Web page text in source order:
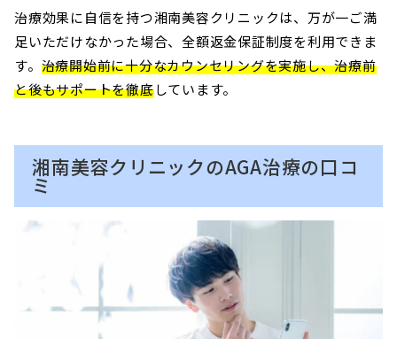
治療効果に自信を持つ湘南美容クリニックは、万が一ご満
足いただけなかった場合、全額返金保証制度を利用できま
す。 治療開始前に十分なカウンセリングを実施し、治療前
と後もサポートを徹底しています。
湘南美容クリニックのAGA治療の口コ
ミ